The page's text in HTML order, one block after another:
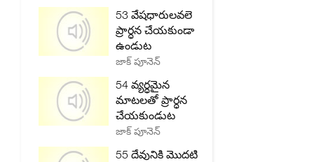
53 వేషధారులవలె
ప్రార్ధన చేయకుండా
ఉండుట
జాక్ పూనెన్
54 వ్యర్ధమైన
మాటలతో ప్రార్ధన
చేయకుండుట
జాక్ పూనెన్
55 దేవునికి మొదటి